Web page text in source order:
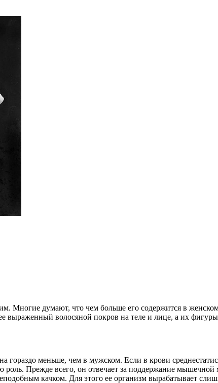
Многие думают, что чем больше его содержится в
волосяной покров на теле и лице, а их
гораздо меньше, чем в мужском. Если в крови
Прежде всего, он отвечает за поддержание
качком. Для этого ее организм вырабатывает